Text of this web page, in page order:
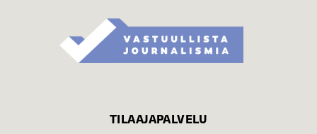
TILAAJAPALVELU